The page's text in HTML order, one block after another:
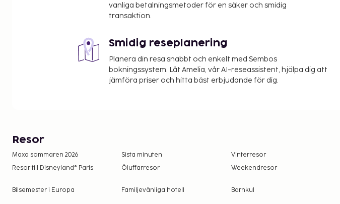
vanliga betalningsmetoder för en säker och smidig
transaktion.
Smidig reseplanering
Planera din resa snabbt och enkelt med Sembos
bokningssystem. Låt Amelia, vår AI-reseassistent, hjälpa dig att
jämföra priser och hitta bäst erbjudande för dig.
Resor
Maxa sommaren 2026 Sista minuten Vinterresor
Resor till Disneyland® Paris
Öluffarresor Weekendresor
Bilsemester i Europa Familjevänliga hotell Barnkul